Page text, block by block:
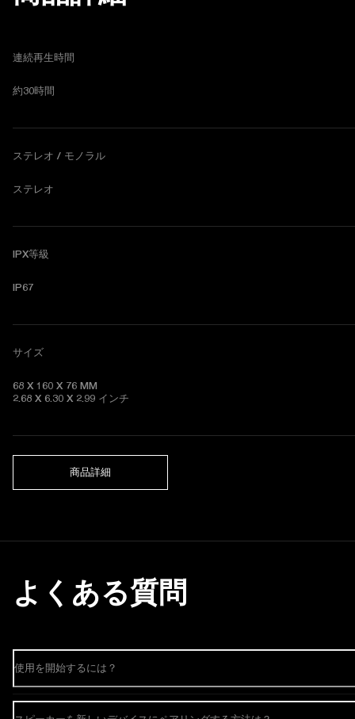
連続再生時間
約30時間
ステレオ / モノラル
ステレオ
IPX等級
IP67
サイズ
68 X 160 X 76 MM
2.68 X 6.30 X 2.99 インチ
商品詳細
よくある質問
使用を開始するには？